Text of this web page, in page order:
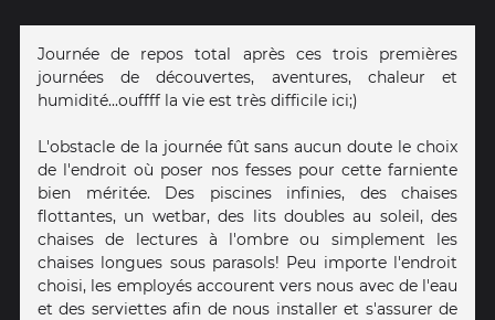
Journée de repos total après ces trois premières
journées de découvertes, aventures, chaleur et
humidité...ouffff la vie est très difficile ici;)
L'obstacle de la journée fût sans aucun doute le choix
de l'endroit où poser nos fesses pour cette farniente
bien méritée. Des piscines infinies, des chaises
flottantes, un wetbar, des lits doubles au soleil, des
chaises de lectures à l'ombre ou simplement les
chaises longues sous parasols! Peu importe l'endroit
choisi, les employés accourent vers nous avec de l'eau
et des serviettes afin de nous installer et s'assurer de